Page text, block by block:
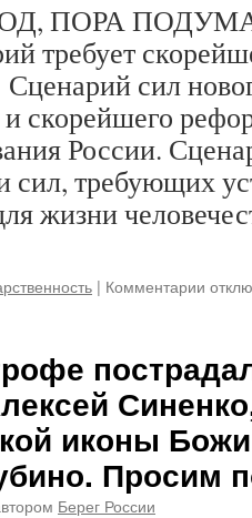
ПОРА
требует
сил
и скорейшего
России.
сил, требующих
жизни
| Комментарии к
ПОРА
иконы
Просим
Берег России